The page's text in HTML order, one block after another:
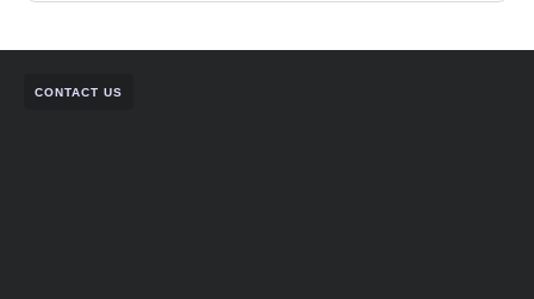
CONTACT US